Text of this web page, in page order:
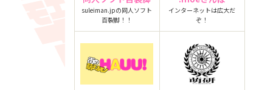
suleiman.jpの同人ソフト
百裂脚！！
インターネットは広大だ
ぞ！